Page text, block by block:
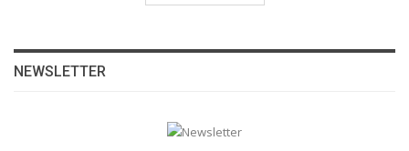
NEWSLETTER